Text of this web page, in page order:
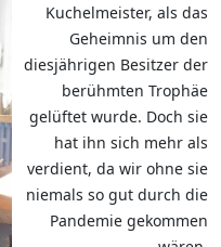
Kuchelmeister, als das
Geheimnis um den
diesjährigen Besitzer der
berühmten Trophäe
gelüftet wurde. Doch sie
hat ihn sich mehr als
verdient, da wir ohne sie
niemals so gut durch die
Pandemie gekommen